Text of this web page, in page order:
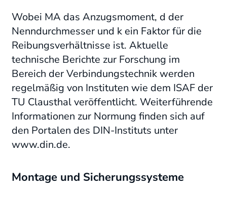
Wobei MA das Anzugsmoment, d der
Nenndurchmesser und k ein Faktor für die
Reibungsverhältnisse ist. Aktuelle
technische Berichte zur Forschung im
Bereich der Verbindungstechnik werden
regelmäßig von Instituten wie dem ISAF der
TU Clausthal veröffentlicht. Weiterführende
Informationen zur Normung finden sich auf
den Portalen des DIN-Instituts unter
www.din.de.
Montage und Sicherungssysteme